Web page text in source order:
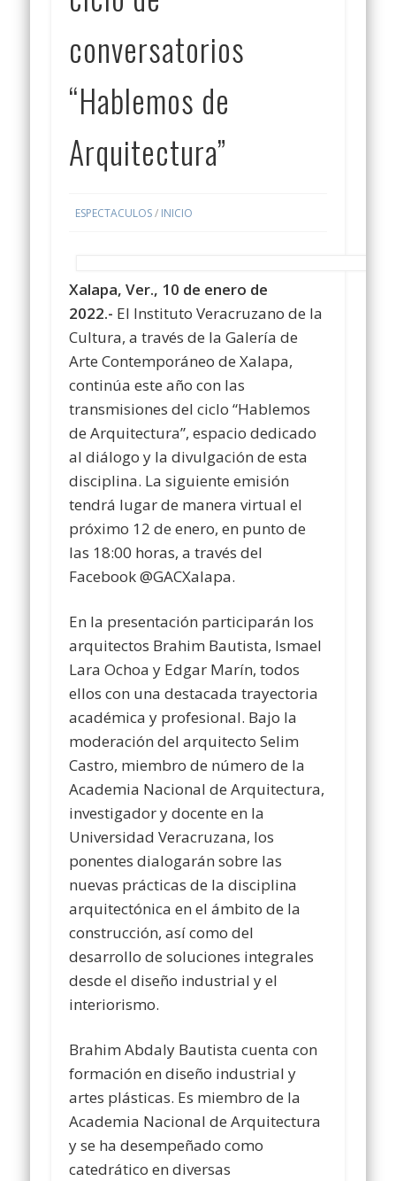
conversatorios
“Hablemos de
Arquitectura”
ESPECTACULOS/ INICIO
Xalapa, Ver., 10 de enero de
2022.- El Instituto Veracruzano de la
Cultura, a través de la Galería de
Arte Contemporáneo de Xalapa,
continúa este año con las
transmisiones del ciclo “Hablemos
de Arquitectura”, espacio dedicado
al diálogo y la divulgación de esta
disciplina. La siguiente emisión
tendrá lugar de manera virtual el
próximo 12 de enero, en punto de
las 18:00 horas, a través del
Facebook @GACXalapa.
En la presentación participarán los
arquitectos Brahim Bautista, Ismael
Lara Ochoa y Edgar Marín, todos
ellos con una destacada trayectoria
académica y profesional. Bajo la
moderación del arquitecto Selim
Castro, miembro de número de la
Academia Nacional de Arquitectura,
investigador y docente en la
Universidad Veracruzana, los
ponentes dialogarán sobre las
nuevas prácticas de la disciplina
arquitectónica en el ámbito de la
construcción, así como del
desarrollo de soluciones integrales
desde el diseño industrial y el
interiorismo.
Brahim Abdaly Bautista cuenta con
formación en diseño industrial y
artes plásticas. Es miembro de la
Academia Nacional de Arquitectura
y se ha desempeñado como
catedrático en diversas